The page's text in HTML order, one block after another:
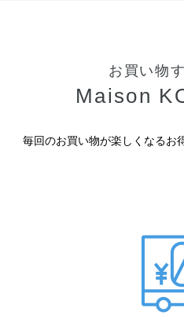
お買い物
Maison
毎回のお買い物が楽しくなるお